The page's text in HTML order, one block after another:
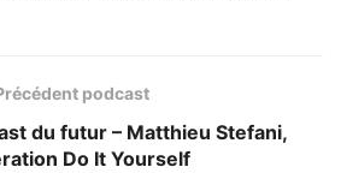
podcast
du futur – Matthieu Stefani,
Do It Yourself